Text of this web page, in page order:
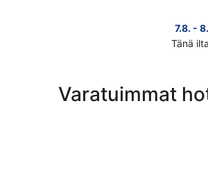
7.8. -
Tänä
Pohjois-
Ruotsi
Varatuimmat